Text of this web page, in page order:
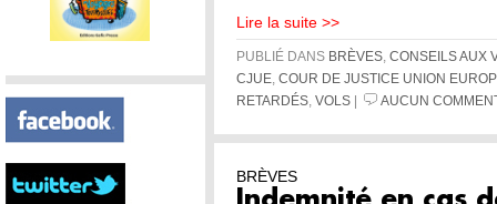
Lire la suite >>
PUBLIÉ DANS BRÈVES CONSEILS AUX
CJUE COUR DE JUSTICE UNION
RETARDÉS VOLS AUCUN
BRÈVES